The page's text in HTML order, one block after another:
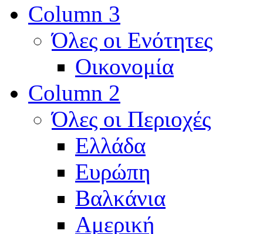
Column 3
Όλες οι Ενότητες
Οικονομία
Column 2
Όλες οι Περιοχές
Ελλάδα
Ευρώπη
Βαλκάνια
Αμερική